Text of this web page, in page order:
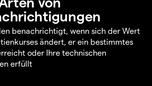
benachrichtigt, wenn sich der Wert
ändert, er ein bestimmtes
oder Ihre technischen
erfüllt